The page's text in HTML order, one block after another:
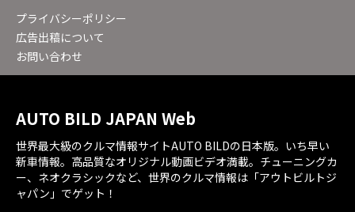
プライバシーポリシー
広告出稿について
お問い合わせ
AUTO BILD JAPAN Web
世界最大級のクルマ情報サイトAUTO BILDの日本版。いち早い
新車情報。高品質なオリジナル動画ビデオ満載。チューニングカ
ー、ネオクラシックなど、世界のクルマ情報は「アウトビルトジ
ャパン」でゲット！